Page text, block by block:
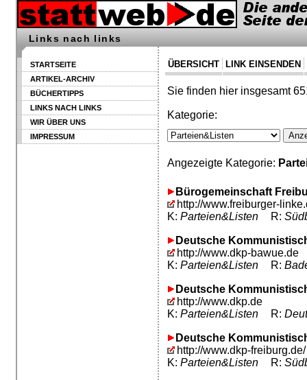
Links nach links
ÜBERSICHT LINK EINSENDEN
Sie finden hier insgesamt
Kategorie:
Angezeigte Kategorie:
Bürogemeinschaft
http://www.freiburger-
K: Parteien&Listen R:
Deutsche
http://www.dkp-bawue.de
K: Parteien&Listen R:
Deutsche
http://www.dkp.de
K: Parteien&Listen R:
Deutsche
http://www.dkp-freiburg.de/
K: Parteien&Listen R:
STARTSEITE
ARTIKEL-ARCHIV
BÜCHERTIPPS
LINKS NACH LINKS
WIR ÜBER UNS
IMPRESSUM